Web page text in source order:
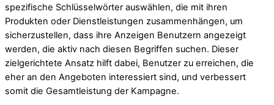
spezifische Schlüsselwörter auswählen, die mit ihren
Produkten oder Dienstleistungen zusammenhängen, um
sicherzustellen, dass ihre Anzeigen Benutzern angezeigt
werden, die aktiv nach diesen Begriffen suchen. Dieser
zielgerichtete Ansatz hilft dabei, Benutzer zu erreichen, die
eher an den Angeboten interessiert sind, und verbessert
somit die Gesamtleistung der Kampagne.